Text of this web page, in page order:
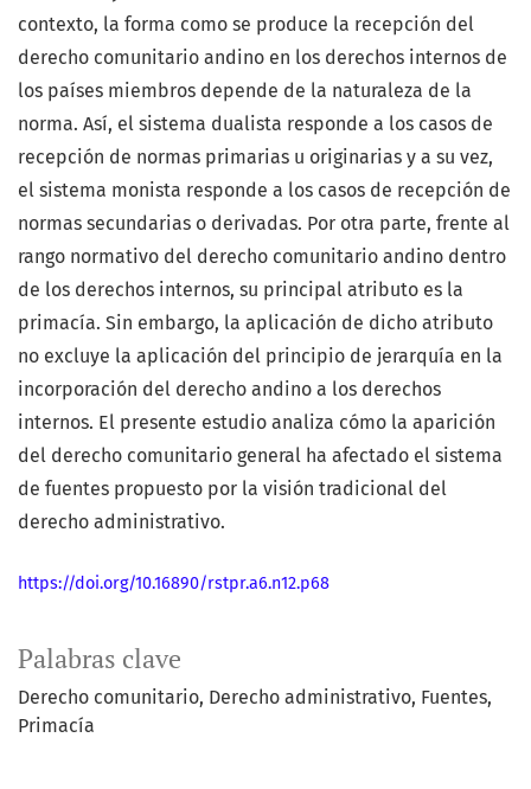
Palabras clave
Derecho comunitario Derecho administrativo Fuentes
Primacía
contexto, la forma como se produce la recepción del
derecho comunitario andino en los derechos internos de
los países miembros depende de la naturaleza de la
norma. Así, el sistema dualista responde a los casos de
recepción de normas primarias u originarias y a su vez,
el sistema monista responde a los casos de recepción de
normas secundarias o derivadas. Por otra parte, frente al
rango normativo del derecho comunitario andino dentro
de los derechos internos, su principal atributo es la
primacía. Sin embargo, la aplicación de dicho atributo
no excluye la aplicación del principio de jerarquía en la
incorporación del derecho andino a los derechos
internos. El presente estudio analiza cómo la aparición
del derecho comunitario general ha afectado el sistema
de fuentes propuesto por la visión tradicional del
derecho administrativo.
https://doi.org/10.16890/rstpr.a6.n12.p68